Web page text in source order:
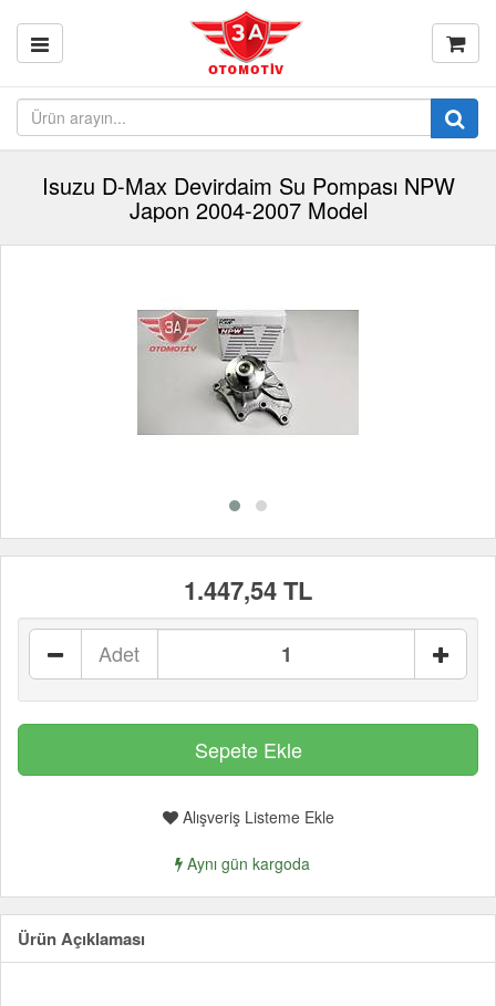
Isuzu D-Max Devirdaim Su Pompası NPW
Japon 2004-2007 Model
1.447,54 TL
Adet
Alışveriş Listeme Ekle
Aynı gün kargoda
Ürün Açıklaması